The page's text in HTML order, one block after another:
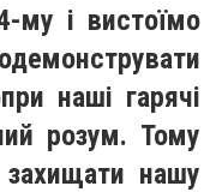
му і вистоїмо
наші гарячі
розум. Тому
нашу